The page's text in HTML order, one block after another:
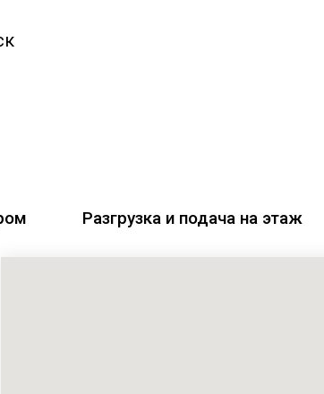
Разгрузка и подача на этаж